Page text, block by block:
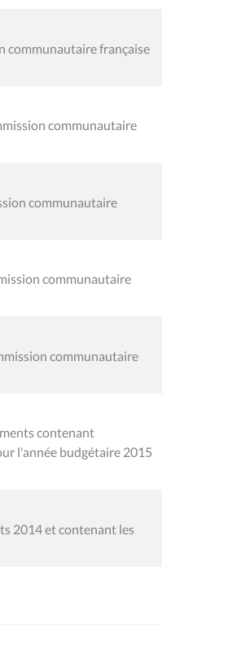
communautaire française
communautaire
communautaire
communautaire
communautaire
contenant
l'année budgétaire 2015
2014 et contenant les